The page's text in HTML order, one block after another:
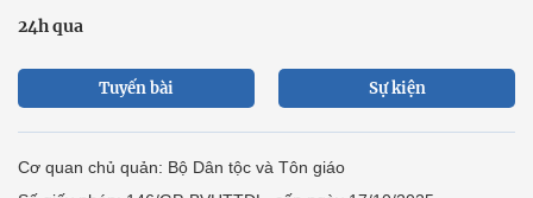
24h qua
Tuyến bài Sự kiện
Cơ quan chủ quản: Bộ Dân tộc và Tôn giáo